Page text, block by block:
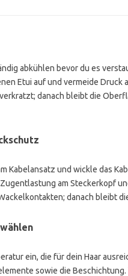
abkühlen bevor du es
Etui auf und vermeide
danach bleibt die
Kabelansatz und wickle das
am Steckerkopf
danach bleibt
ein, die für dein Haar
sowie die